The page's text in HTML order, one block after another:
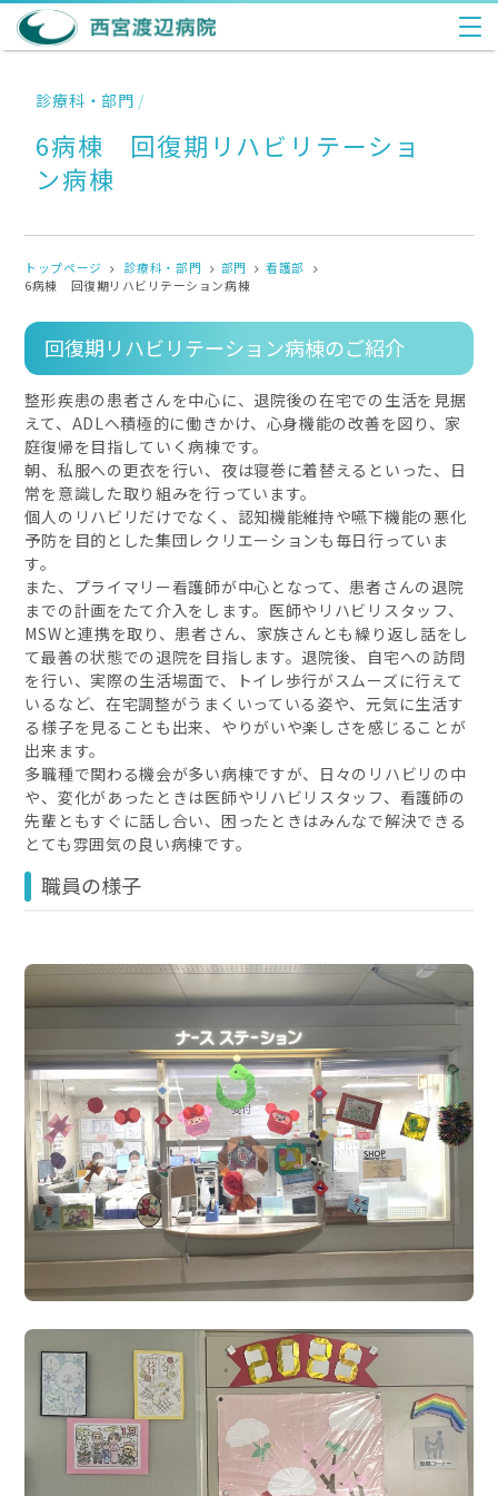
診療科・部門 /
6病棟 回復期リハビリテーショ
ン病棟
トップページ 診療科・部門 部門
看護部
6病棟 回復期リハビリテーション病棟
回復期リハビリテーション病棟のご紹介
整形疾患の患者さんを中心に、退院後の在宅での生活を見据
えて、ADLへ積極的に働きかけ、心身機能の改善を図り、家
庭復帰を目指していく病棟です。
朝、私服への更衣を行い、夜は寝巻に着替えるといった、日
常を意識した取り組みを行っています。
個人のリハビリだけでなく、認知機能維持や嚥下機能の悪化
予防を目的とした集団レクリエーションも毎日行っていま
す。
また、プライマリー看護師が中心となって、患者さんの退院
までの計画をたて介入をします。医師やリハビリスタッフ、
MSWと連携を取り、患者さん、家族さんとも繰り返し話をし
て最善の状態での退院を目指します。退院後、自宅への訪問
を行い、実際の生活場面で、トイレ歩行がスムーズに行えて
いるなど、在宅調整がうまくいっている姿や、元気に生活す
る様子を見ることも出来、やりがいや楽しさを感じることが
出来ます。
多職種で関わる機会が多い病棟ですが、日々のリハビリの中
や、変化があったときは医師やリハビリスタッフ、看護師の
先輩ともすぐに話し合い、困ったときはみんなで解決できる
とても雰囲気の良い病棟です。
職員の様子